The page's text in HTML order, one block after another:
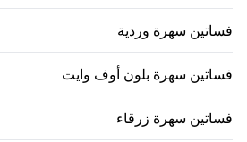
فساتين سهرة وردية
فساتين سهرة بلون أوف وايت
فساتين سهرة زرقاء